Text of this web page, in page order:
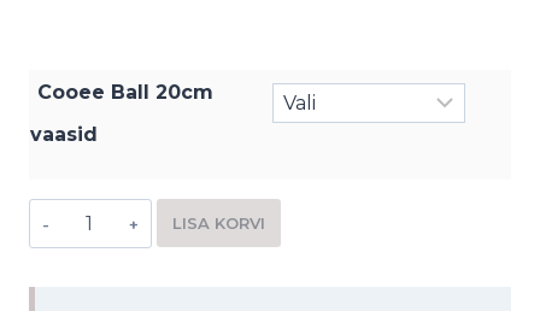
Cooee Ball 20cm
vaasid
LISA KORVI